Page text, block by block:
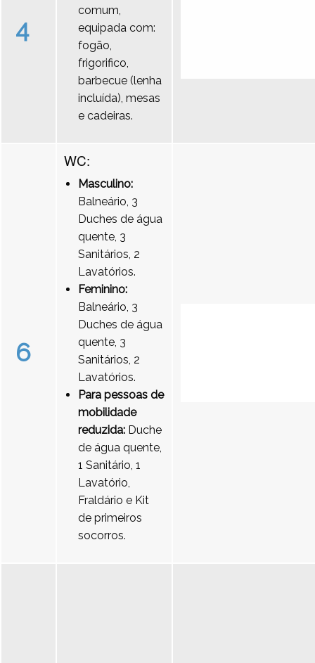
4
comum,
equipada com:
fogão,
frigorifico,
barbecue (lenha
incluída), mesas
e cadeiras.
6
WC:
Masculino:
Balneário, 3
Duches de água
quente, 3
Sanitários, 2
Lavatórios.
Feminino:
Balneário, 3
Duches de água
quente, 3
Sanitários, 2
Lavatórios.
Para pessoas de
mobilidade
reduzida: Duche
de água quente,
1 Sanitário, 1
Lavatório,
Fraldário e Kit
de primeiros
socorros.